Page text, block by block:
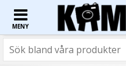
MENY